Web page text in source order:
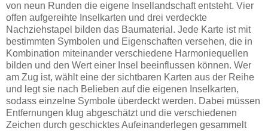
von neun Runden die eigene Insellandschaft entsteht. Vier
offen aufgereihte Inselkarten und drei verdeckte
Nachziehstapel bilden das Baumaterial. Jede Karte ist mit
bestimmten Symbolen und Eigenschaften versehen, die in
Kombination miteinander verschiedene Harmoniequellen
bilden und den Wert einer Insel beeinflussen können. Wer
am Zug ist, wählt eine der sichtbaren Karten aus der Reihe
und legt sie nach Belieben auf die eigenen Inselkarten,
sodass einzelne Symbole überdeckt werden. Dabei müssen
Entfernungen klug abgeschätzt und die verschiedenen
Zeichen durch geschicktes Aufeinanderlegen gesammelt